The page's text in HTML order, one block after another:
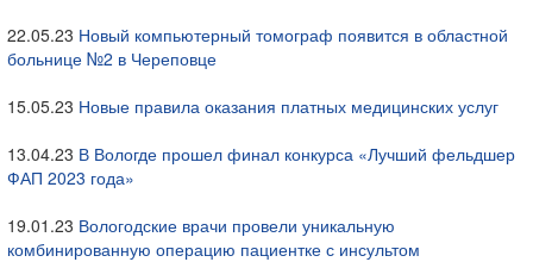
22.05.23 Новый компьютерный томограф появится в областной
больнице №2 в Череповце
15.05.23 Новые правила оказания платных медицинских услуг
13.04.23 В Вологде прошел финал конкурса «Лучший фельдшер
ФАП 2023 года»
19.01.23 Вологодские врачи провели уникальную
комбинированную операцию пациентке с инсультом